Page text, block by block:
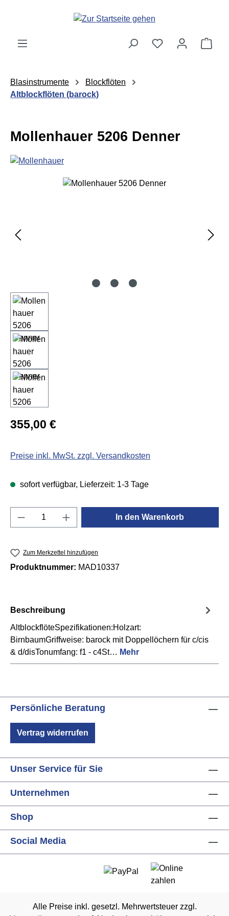
Zum Hauptinhalt springen
Blasinstrumente
Blockflöten
Altblockflöten (barock)
Mollenhauer 5206 Denner
Bildergalerie überspringen
Regulärer Preis:
355,00 €
Preise inkl. MwSt. zzgl. Versandkosten
sofort verfügbar, Lieferzeit: 1-3 Tage
Produkt Anzahl: Gib den gewünschten
In den Warenkorb
Zum Merkzettel hinzufügen
Produktnummer: MAD10337
Beschreibung
AltblockflöteSpezifikationen:Holzart:
BirnbaumGriffweise: barock mit Doppellöchern für c/cis
& d/disTonumfang: f1 - c4St… Mehr
Persönliche Beratung
Vertrag widerrufen
Unser Service für Sie
Unternehmen
Shop
Social Media
Alle Preise inkl. gesetzl. Mehrwertsteuer zzgl.